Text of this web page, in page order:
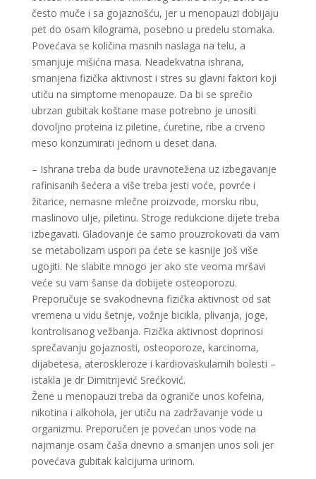
često muče i sa gojaznošću, jer u menopauzi dobijaju
pet do osam kilograma, posebno u predelu stomaka.
Povećava se količina masnih naslaga na telu, a
smanjuje mišićna masa. Neadekvatna ishrana,
smanjena fizička aktivnost i stres su glavni faktori koji
utiču na simptome menopauze. Da bi se sprečio
ubrzan gubitak koštane mase potrebno je unositi
dovoljno proteina iz piletine, ćuretine, ribe a crveno
meso konzumirati jednom u deset dana.
– Ishrana treba da bude uravnotežena uz izbegavanje
rafinisanih šećera a više treba jesti voće, povrće i
žitarice, nemasne mlečne proizvode, morsku ribu,
maslinovo ulje, piletinu. Stroge redukcione dijete treba
izbegavati. Gladovanje će samo prouzrokovati da vam
se metabolizam uspori pa ćete se kasnije još više
ugojiti. Ne slabite mnogo jer ako ste veoma mršavi
veće su vam šanse da dobijete osteoporozu.
Preporučuje se svakodnevna fizička aktivnost od sat
vremena u vidu šetnje, vožnje bicikla, plivanja, joge,
kontrolisanog vežbanja. Fizička aktivnost doprinosi
sprečavanju gojaznosti, osteoporoze, karcinoma,
dijabetesa, ateroskleroze i kardiovaskularnih bolesti –
istakla je dr Dimitrijević Srećković.
Žene u menopauzi treba da ograniče unos kofeina,
nikotina i alkohola, jer utiču na zadržavanje vode u
organizmu. Preporučen je povećan unos vode na
najmanje osam čaša dnevno a smanjen unos soli jer
povećava gubitak kalcijuma urinom.